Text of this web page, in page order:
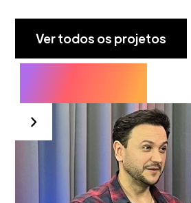
Ver todos os projetos